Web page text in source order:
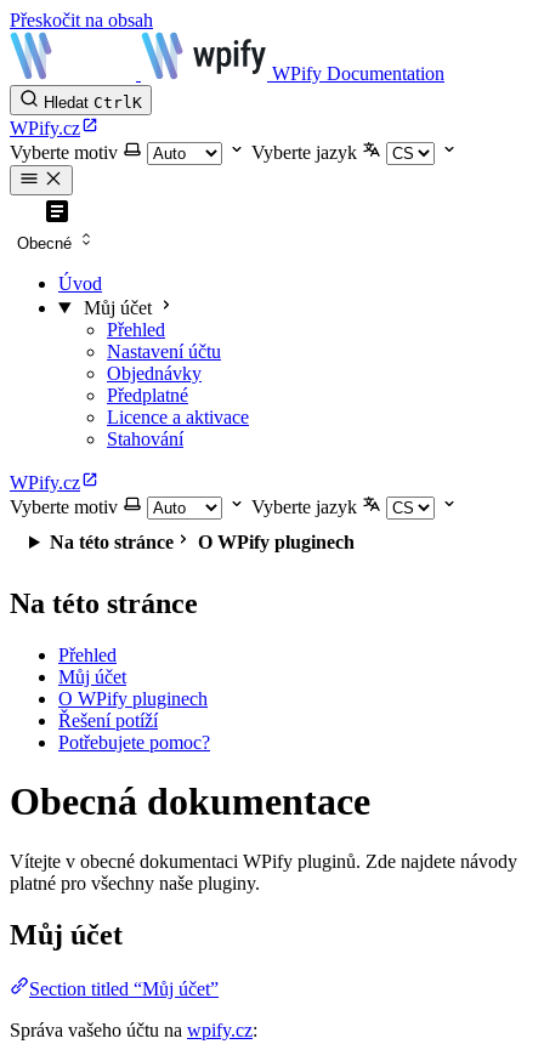
Přeskočit na obsah
WPify Documentation
Hledat CtrlK
WPify.cz
Vyberte motiv
Vyberte jazyk
Obecné
Úvod
Můj účet
Přehled
Nastavení účtu
Objednávky
Předplatné
Licence a aktivace
Stahování
WPify.cz
Vyberte motiv
Vyberte jazyk
Na této stránce
O WPify pluginech
Na této stránce
Přehled
Můj účet
O WPify pluginech
Řešení potíží
Potřebujete pomoc?
Obecná dokumentace
Vítejte v obecné dokumentaci WPify pluginů. Zde najdete návody
platné pro všechny naše pluginy.
Můj účet
Section titled “Můj účet”
Správa vašeho účtu na wpify.cz: